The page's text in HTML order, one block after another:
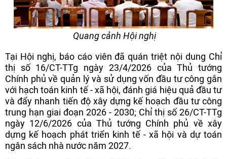
Quang cảnh Hội nghị
Tại Hội nghị, báo cáo viên đã quán triệt nội dung Chỉ
thị số 16/CT-TTg ngày 23/4/2026 của Thủ tướng
Chính phủ về quản lý và sử dụng vốn đầu tư công gắn
với hạch toán kinh tế - xã hội, đánh giá hiệu quả đầu tư
và đẩy nhanh tiến độ xây dựng kế hoạch đầu tư công
trung hạn giai đoạn 2026 - 2030; Chỉ thị số 26/CT-TTg
ngày 12/6/2026 của Thủ tướng Chính phủ về xây
dựng kế hoạch phát triển kinh tế - xã hội và dự toán
ngân sách nhà nước năm 2027.